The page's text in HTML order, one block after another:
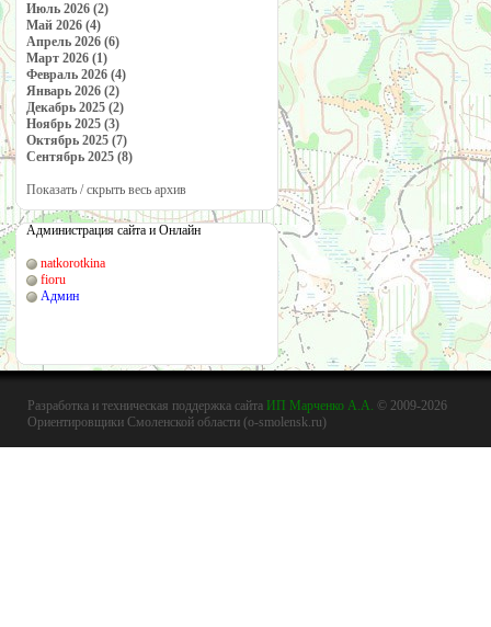
Июль 2026 (2)
Май 2026 (4)
Апрель 2026 (6)
Март 2026 (1)
Февраль 2026 (4)
Январь 2026 (2)
Декабрь 2025 (2)
Ноябрь 2025 (3)
Октябрь 2025 (7)
Сентябрь 2025 (8)
Показать / скрыть весь архив
Администрация сайта и Онлайн
natkorotkina
fioru
Админ
Разработка и техническая поддержка сайта ИП Марченко А.А. © 2009-2026
Ориентировщики Смоленской области (o-smolensk.ru)